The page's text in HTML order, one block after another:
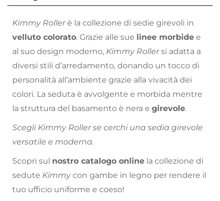
Kimmy Rollerè la collezione di sedie girevoli in
velluto colorato. Grazie alle sue linee morbide e
al suo design moderno, Kimmy Rollersi adatta a
diversi stili d’arredamento, donando un tocco di
personalità all’ambiente grazie alla vivacità dei
colori. La seduta è avvolgente e morbida mentre
la struttura del basamento è nera e girevole.
Scegli Kimmy Roller se cerchi una sedia girevole
versatile e moderna.
Scopri sul nostro catalogo online la collezione di
sedute Kimmy con gambe in legno per rendere il
tuo ufficio uniforme e coeso!